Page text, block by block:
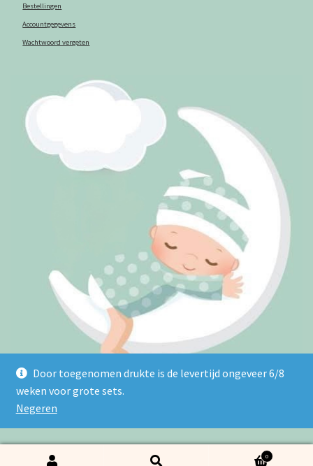
Door toegenomen drukte is de levertijd ongeveer 6/8
weken voor grote sets.
Negeren
Bestellingen
Accountgegevens
Wachtwoord vergeten
0